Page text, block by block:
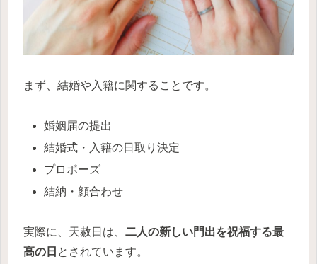
まず、結婚や入籍に関することです。
婚姻届の提出
結婚式・入籍の日取り決定
プロポーズ
結納・顔合わせ
実際に、天赦日は、 二人の新しい門出を祝福する最
高の日 とされています。